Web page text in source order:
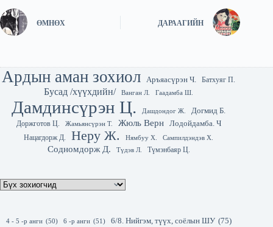
ӨМНӨХ ДАРААГИЙН
Ардын аман зохиол Аръяасүрэн Ч. Батхуяг П.
Бусад /хүүхдийн/ Ванган Л. Гаадамба Ш.
Дамдинсүрэн Ц. Дашдондог Ж.
Догмид Б.
Доржготов Ц.
Жамьянсүрэн Т. Жюль Верн Лодойдамба. Ч
Нацагдорж Д. Неру Ж. Нямбуу Х. Сампилдэндэв Х.
Содномдорж Д. Түдэв Л. Түмэнбаяр Ц.
4 - 5 -р анги (50) 6 -р анги (51) 6/8. Нийгэм, түүх, соёлын ШУ (75)